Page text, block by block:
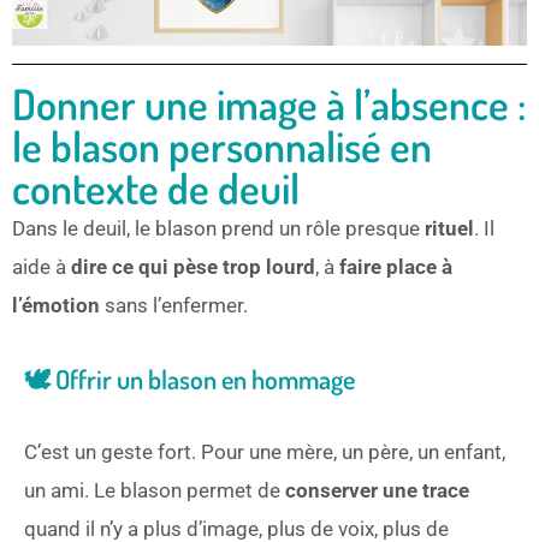
Donner une image à l’absence :
le blason personnalisé en
contexte de deuil
Dans le deuil, le blason prend un rôle presque rituel. Il
aide à dire ce qui pèse trop lourd, à faire place à
l’émotion sans l’enfermer.
🕊️ Offrir un blason en hommage
C’est un geste fort. Pour une mère, un père, un enfant,
un ami. Le blason permet de conserver une trace
quand il n’y a plus d’image, plus de voix, plus de